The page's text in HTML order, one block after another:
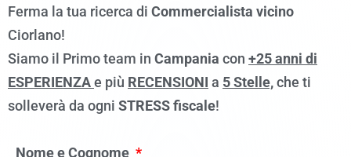
Ferma la tua ricerca di Commercialista vicino
Ciorlano!
Siamo il Primo team in Campania con +25 anni di
ESPERIENZAe più RECENSIONI a 5 Stelle,che ti
solleverà da ogni STRESS fiscale!
Nome e Cognome